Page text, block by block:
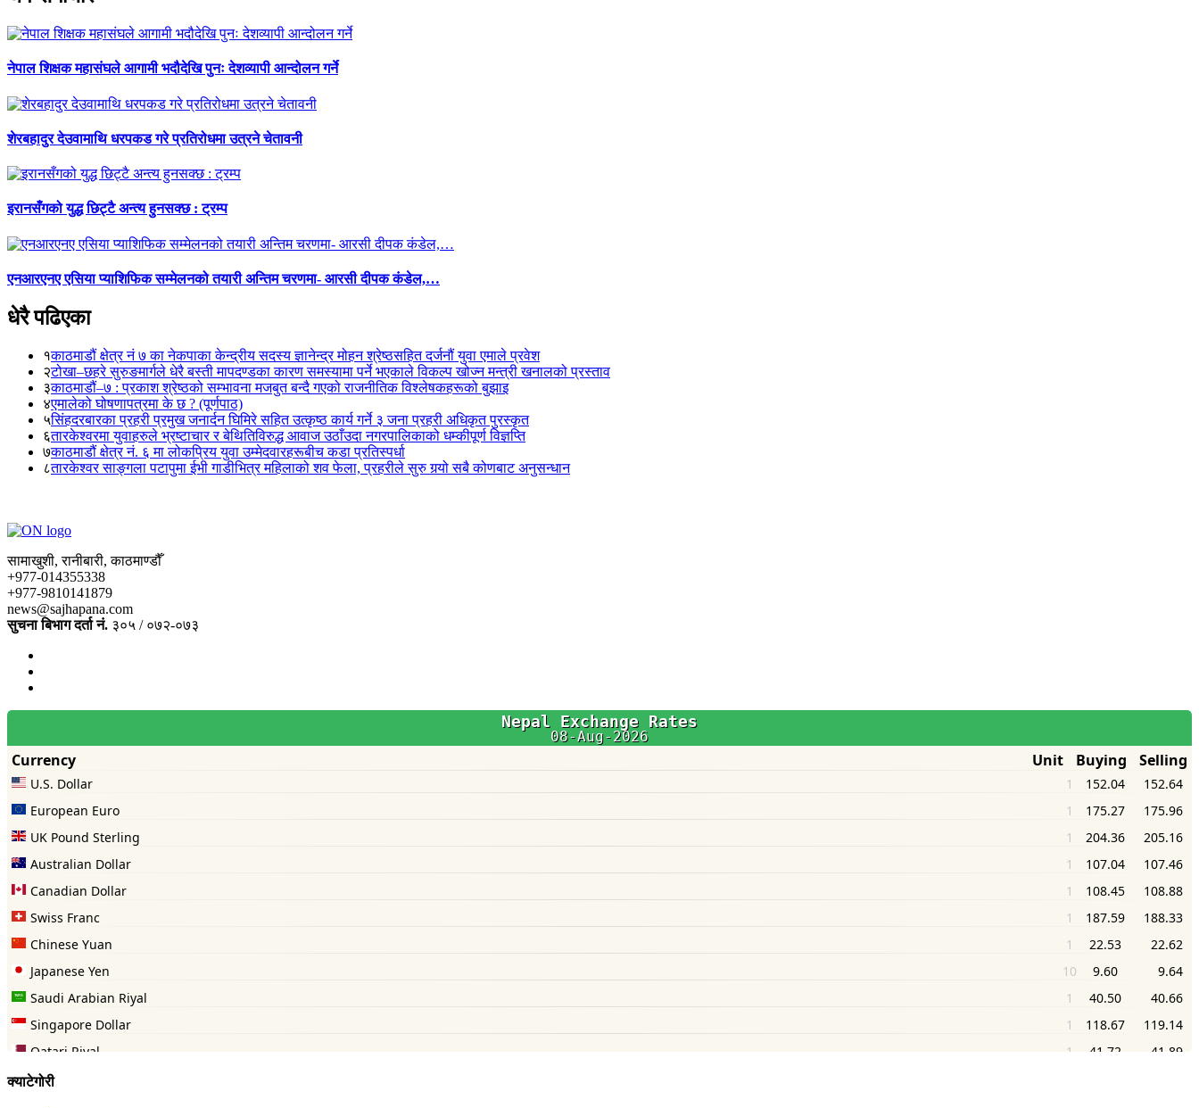
नेपाल शिक्षक महासंघले आगामी भदौदेखि पुनः देशव्यापी आन्दोलन गर्ने
शेरबहादुर देउवामाथि धरपकड गरे प्रतिरोधमा उत्रने चेतावनी
इरानसँगको युद्ध छिट्टै अन्त्य हुनसक्छ : ट्रम्प
एनआरएनए एसिया प्याशिफिक सम्मेलनको तयारी अन्तिम चरणमा- आरसी दीपक कंडेल,…
धेरै पढिएका
१काठमाडौं क्षेत्र नं ७ का नेकपाका केन्द्रीय सदस्य ज्ञानेन्द्र मोहन श्रेष्ठसहित दर्जनौं युवा एमाले प्रवेश
२टोखा–छहरे सुरुङमार्गले धेरै बस्ती मापदण्डका कारण समस्यामा पर्ने भएकाले विकल्प खोज्न मन्त्री खनालको प्रस्ताव
३काठमाडौं–७ : प्रकाश श्रेष्ठको सम्भावना मजबुत बन्दै गएको राजनीतिक विश्लेषकहरूको बुझाइ
४एमालेको घोषणापत्रमा के छ ? (पूर्णपाठ)
५सिंहदरबारका प्रहरी प्रमुख जनार्दन घिमिरे सहित उत्कृष्ठ कार्य गर्ने ३ जना प्रहरी अधिकृत पुरस्कृत
६तारकेश्वरमा युवाहरुले भ्रष्टाचार र बेथितिविरुद्ध आवाज उठाँउदा नगरपालिकाको धम्कीपूर्ण विज्ञप्ति
७काठमाडौं क्षेत्र नं. ६ मा लोकप्रिय युवा उम्मेदवारहरूबीच कडा प्रतिस्पर्धा
८तारकेश्वर साङ्गला पटापुमा ईभी गाडीभित्र महिलाको शव फेला, प्रहरीले सुरु गर्‍यो सबै कोणबाट अनुसन्धान
सामाखुशी, रानीबारी, काठमाण्डौँ
+977-014355338
+977-9810141879
news@sajhapana.com
सुचना बिभाग दर्ता नं. ३०५ / ०७२-०७३
क्याटेगोरी